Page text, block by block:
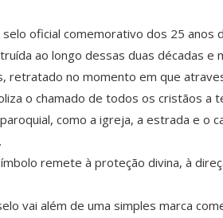
oficial comemorativo dos 25 anos
ao longo dessas duas décadas e
no momento em que
o chamado de todos os cristãos a
como a igreja, a estrada e o
remete à proteção divina, à
vai além de uma simples marca